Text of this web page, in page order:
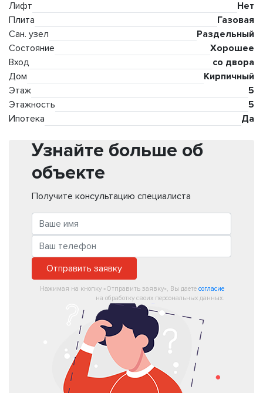
Лифт
Нет
Плита
Газовая
Сан. узел
Раздельный
Состояние
Хорошее
Вход
со двора
Дом
Кирпичный
Этаж
5
Этажность
5
Ипотека
Да
Узнайте больше об
объекте
Получите консультацию специалиста
Отправить заявку
Нажимая на кнопку «Отправить заявку», Вы даете согласие
на обработку своих персональных данных.